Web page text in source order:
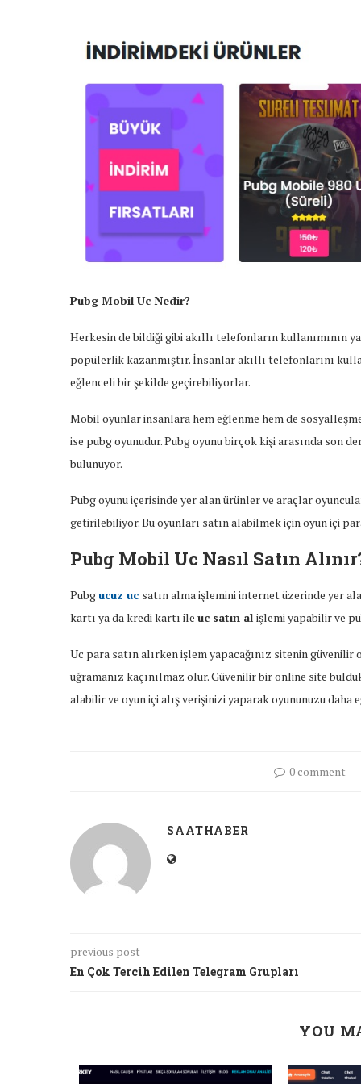
Pubg Mobil Uc Nedir?
Herkesin de bildiği gibi akıllı telefonların kullanımının
popülerlik kazanmıştır. İnsanlar akıllı telefonlarını
eğlenceli bir şekilde geçirebiliyorlar.
Mobil oyunlar insanlara hem eğlenme hem de
ise pubg oyunudur. Pubg oyunu birçok kişi arasında son
bulunuyor.
Pubg oyunu içerisinde yer alan ürünler ve araçlar
getirilebiliyor. Bu oyunları satın alabilmek için oyun içi
Pubg Mobil Uc Nasıl Satın
Pubgucuz uc satın alma işlemini internet üzerinde yer
kartı ya da kredi kartı ile uc satın al işlemi yapabilir ve
Uc para satın alırken işlem yapacağınız sitenin
uğramanız kaçınılmaz olur. Güvenilir bir online site
alabilir ve oyun içi alış verişinizi yaparak oyununuzu
0 comment
SAATHABER
previous post
En Çok Tercih Edilen Telegram Grupları
YOU